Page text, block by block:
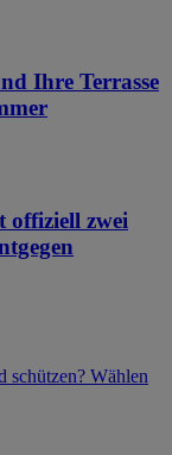
Ihre Terrasse
offiziell zwei
schützen? Wählen